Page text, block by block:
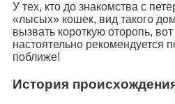
У тех, кто до знакомства с
«лысых» кошек, вид такого
вызвать короткую оторопь,
настоятельно рекомендуется
поближе!
История